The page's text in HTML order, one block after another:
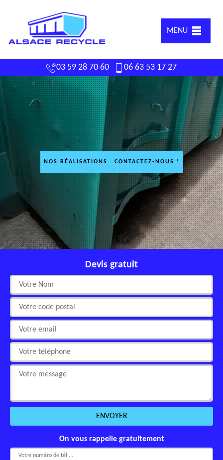
MENU
03 59 28 70 60 06 63 53 17 27
NOS RÉALISATIONS CONTACTEZ-NOUS !
Devis gratuit
On vous rappelle gratuitement